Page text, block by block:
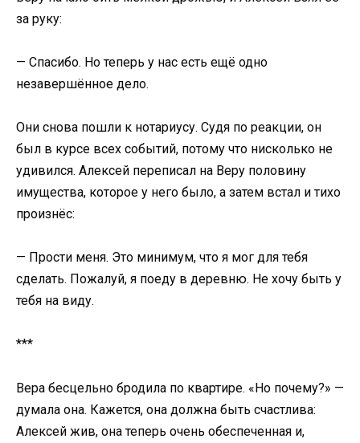
за руку:
— Спасибо. Но теперь у нас есть ещё одно
незавершённое дело.
Они снова пошли к нотариусу. Судя по реакции, он
был в курсе всех событий, потому что нисколько не
удивился. Алексей переписал на Веру половину
имущества, которое у него было, а затем встал и тихо
произнёс:
— Прости меня. Это минимум, что я мог для тебя
сделать. Пожалуй, я поеду в деревню. Не хочу быть у
тебя на виду.
***
Вера бесцельно бродила по квартире. «Но почему?» —
думала она. Кажется, она должна быть счастлива:
Алексей жив, она теперь очень обеспеченная и,